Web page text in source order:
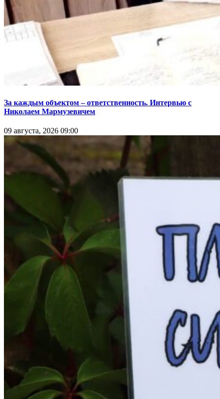
За каждым объектом – ответственность. Интервью с
Николаем Мармузевичем
09 августа, 2026 09:00